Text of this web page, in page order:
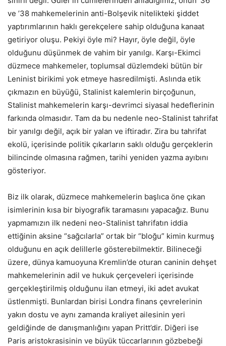
ve ’38 mahkemelerinin anti-Bolşevik nitelikteki şiddet
yaptırımlarının haklı gerekçelere sahip olduğuna kanaat
getiriyor oluşu. Pekiyi öyle mi? Hayır, öyle değil, öyle
olduğunu düşünmek de vahim bir yanılgı. Karşı-Ekimci
düzmece mahkemeler, toplumsal düzlemdeki bütün bir
Leninist birikimi yok etmeye hasredilmişti. Aslında etik
çıkmazın en büyüğü, Stalinist kalemlerin birçoğunun,
Stalinist mahkemelerin karşı-devrimci siyasal hedeflerinin
farkında olmasıdır. Tam da bu nedenle neo-Stalinist tahrifat
bir yanılgı değil, açık bir yalan ve iftiradır. Zira bu tahrifat
ekolü, içerisinde politik çıkarların saklı olduğu gerçeklerin
bilincinde olmasına rağmen, tarihi yeniden yazma ayıbını
gösteriyor.
Biz ilk olarak, düzmece mahkemelerin başlıca öne çıkan
isimlerinin kısa bir biyografik taramasını yapacağız. Bunu
yapmamızın ilk nedeni neo-Stalinist tahrifatın iddia
ettiğinin aksine “sağcılarla” ortak bir “bloğu” kimin kurmuş
olduğunu en açık delillerle gösterebilmektir. Bilineceği
üzere, dünya kamuoyuna Kremlin’de oturan caninin dehşet
mahkemelerinin adil ve hukuk çerçeveleri içerisinde
gerçekleştirilmiş olduğunu ilan etmeyi, iki adet avukat
üstlenmişti. Bunlardan birisi Londra finans çevrelerinin
yakın dostu ve aynı zamanda kraliyet ailesinin yeri
geldiğinde de danışmanlığını yapan Pritt’dir. Diğeri ise
Paris aristokrasisinin ve büyük tüccarlarının gözbebeği